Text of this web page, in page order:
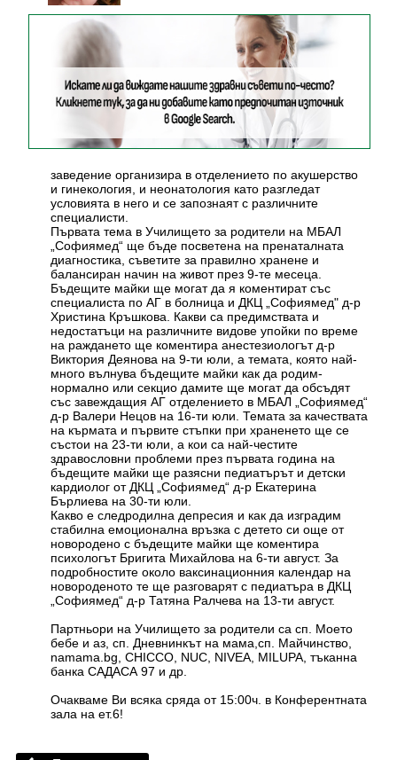
заведение организира в отделението по акушерство
и гинекология, и неонатология като разгледат
условията в него и се запознаят с различните
специалисти.
Първата тема в Училището за родители на МБАЛ
„Софиямед“ ще бъде посветена на пренаталната
диагностика, съветите за правилно хранене и
балансиран начин на живот през 9-те месеца.
Бъдещите майки ще могат да я коментират със
специалиста по АГ в болница и ДКЦ „Софиямед" д-р
Христина Кръшкова. Какви са предимствата и
недостатъци на различните видове упойки по време
на раждането ще коментира анестезиологът д-р
Виктория Деянова на 9-ти юли, а темата, която най-
много вълнува бъдещите майки как да родим-
нормално или секцио дамите ще могат да обсъдят
със завеждащия АГ отделението в МБАЛ „Софиямед“
д-р Валери Нецов на 16-ти юли. Темата за качествата
на кърмата и първите стъпки при храненето ще се
състои на 23-ти юли, а кои са най-честите
здравословни проблеми през първата година на
бъдещите майки ще разясни педиатърът и детски
кардиолог от ДКЦ „Софиямед“ д-р Екатерина
Бърлиева на 30-ти юли.
Какво е следродилна депресия и как да изградим
стабилна емоционална връзка с детето си още от
новородено с бъдещите майки ще коментира
психологът Бригита Михайлова на 6-ти август. За
подробностите около ваксинационния календар на
новороденото те ще разговарят с педиатъра в ДКЦ
„Софиямед“ д-р Татяна Ралчева на 13-ти август.
Партньори на Училището за родители са сп. Моето
бебе и аз, сп. Дневнинкът на мама,сп. Майчинство,
namama.bg, CHICCO, NUC, NIVEA, MILUPA, тъканна
банка САДАСА 97 и др.
Очакваме Ви всяка сряда от 15:00ч. в Конферентната
зала на ет.6!